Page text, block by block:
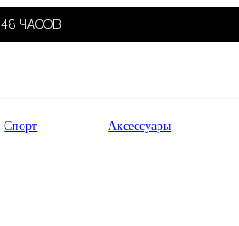
48 ЧАСОВ
Спорт Аксессуары